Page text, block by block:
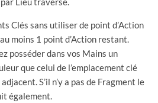
Clés sans utiliser de point d’Action
moins 1 point d’Action restant.
posséder dans vos Mains un
que celui de l’emplacement clé
S’il n’y a pas de Fragment le
également.